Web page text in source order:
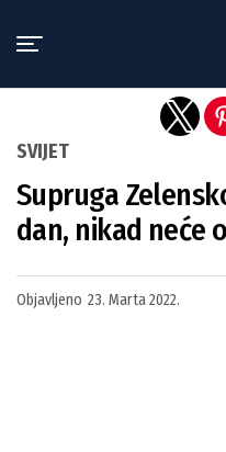
SVIJET
Supruga
dan, nikad neće
Objavljeno 23. Marta 2022.